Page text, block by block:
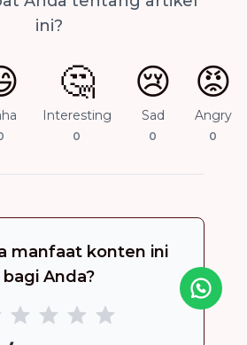
ini?
🤔
Interesting
0
😢
Sad
0
😡
Angry
0
manfaat konten ini
bagi Anda?
Icon